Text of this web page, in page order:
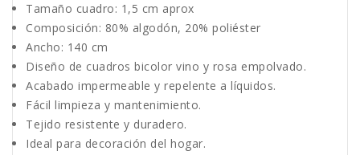
Tamaño cuadro: 1,5 cm aprox
Composición: 80% algodón, 20% poliéster
Ancho: 140 cm
Diseño de cuadros bicolor vino y rosa empolvado.
Acabado impermeable y repelente a líquidos.
Fácil limpieza y mantenimiento.
Tejido resistente y duradero.
Ideal para decoración del hogar.